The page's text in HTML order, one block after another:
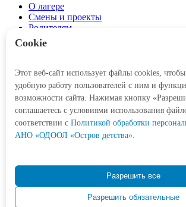
О лагере
Смены и проекты
Родителям
Детям
Личный кабинет
Корзина
Социальные сети
Контакты
+7 (3452) 77-21-47
Odetstva@obl72.ru
Cookie
Этот веб-сайт использует файлы cookies,
удобную работу пользователей с ним и
возможности сайта. Нажимая кнопку
соглашаетесь с условиями использования
соответствии c Политикой обработки
АНО «ОДООЛ «Остров детства».
Разрешить все
Разрешить обязательные